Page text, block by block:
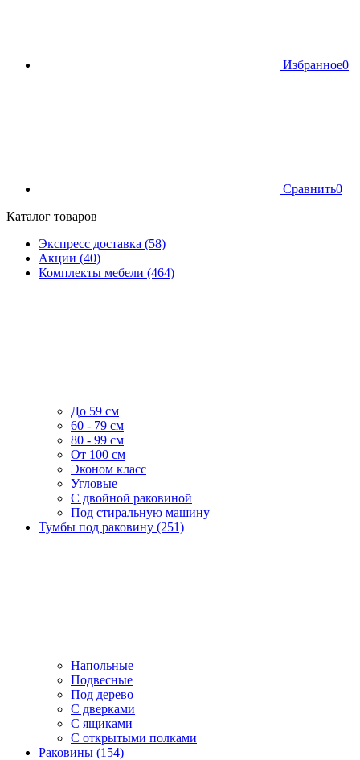
Избранное0
Сравнить0
Каталог товаров
Экспресс доставка (58)
Акции (40)
Комплекты мебели (464)
До 59 см
60 - 79 см
80 - 99 см
От 100 см
Эконом класс
Угловые
С двойной раковиной
Под стиральную машину
Тумбы под раковину (251)
Напольные
Подвесные
Под дерево
С дверками
С ящиками
С открытыми полками
Раковины (154)